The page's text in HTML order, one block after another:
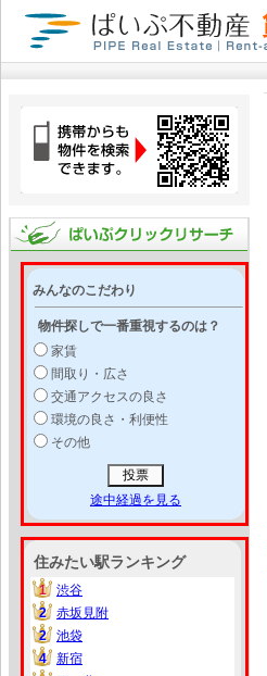
みんなのこだわり
物件探しで一番重視するのは？
家賃
間取り・広さ
交通アクセスの良さ
環境の良さ・利便性
その他
途中経過を見る
住みたい駅ランキング
1
1
渋谷
2
2
赤坂見附
2
2
池袋
4
4
新宿